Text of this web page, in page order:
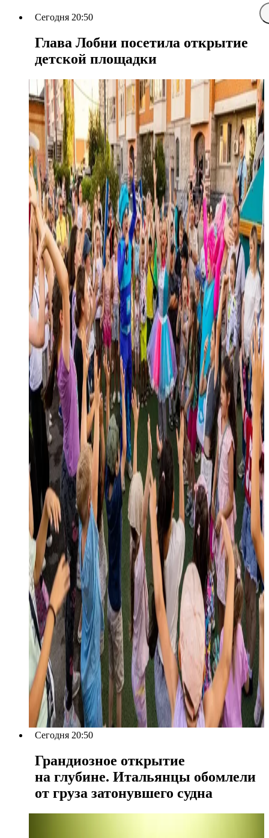
Сегодня 20:50
Глава Лобни посетила открытие
детской площадки
Сегодня 20:50
Грандиозное открытие
на глубине. Итальянцы обомлели
от груза затонувшего судна